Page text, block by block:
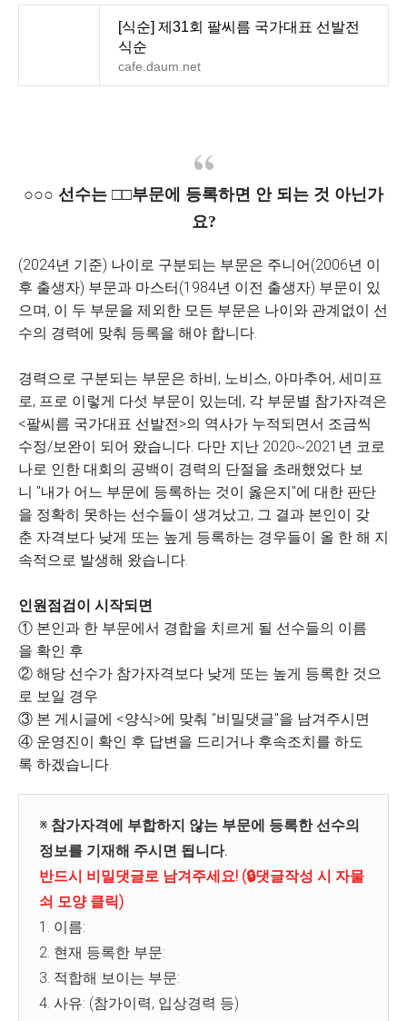
[식순] 제31회 팔씨름 국가대표 선발전
식순
cafe.daum.net
○○○ 선수는 □□부문에 등록하면 안 되는 것 아닌가
요?
(2024년 기준) 나이로 구분되는 부문은 주니어(2006년 이
후 출생자) 부문과 마스터(1984년 이전 출생자) 부문이 있
으며, 이 두 부문을 제외한 모든 부문은 나이와 관계없이 선
수의 경력에 맞춰 등록을 해야 합니다.
경력으로 구분되는 부문은 하비, 노비스, 아마추어, 세미프
로, 프로 이렇게 다섯 부문이 있는데, 각 부문별 참가자격은
<팔씨름 국가대표 선발전>의 역사가 누적되면서 조금씩
수정/보완이 되어 왔습니다. 다만 지난 2020~2021년 코로
나로 인한 대회의 공백이 경력의 단절을 초래했었다 보
니 "내가 어느 부문에 등록하는 것이 옳은지"에 대한 판단
을 정확히 못하는 선수들이 생겨났고, 그 결과 본인이 갖
춘 자격보다 낮게 또는 높게 등록하는 경우들이 올 한 해 지
속적으로 발생해 왔습니다.
인원점검이 시작되면
① 본인과 한 부문에서 경합을 치르게 될 선수들의 이름
을 확인 후
② 해당 선수가 참가자격보다 낮게 또는 높게 등록한 것으
로 보일 경우
③ 본 게시글에 <양식>에 맞춰 "비밀댓글"을 남겨주시면
④ 운영진이 확인 후 답변을 드리거나 후속조치를 하도
록 하겠습니다.
※ 참가자격에 부합하지 않는 부문에 등록한 선수의
정보를 기재해 주시면 됩니다.
반드시 비밀댓글로 남겨주세요! (🔒댓글작성 시 자물
쇠 모양 클릭)
1. 이름:
2. 현재 등록한 부문:
3. 적합해 보이는 부문:
4. 사유: (참가이력, 입상경력 등)